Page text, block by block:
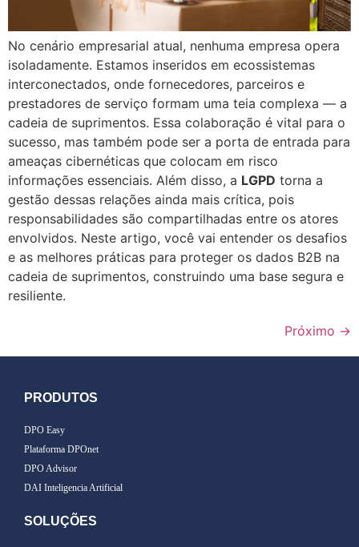
No cenário empresarial atual, nenhuma empresa opera
isoladamente. Estamos inseridos em ecossistemas
interconectados, onde fornecedores, parceiros e
prestadores de serviço formam uma teia complexa — a
cadeia de suprimentos. Essa colaboração é vital para o
sucesso, mas também pode ser a porta de entrada para
ameaças cibernéticas que colocam em risco
informações essenciais. Além disso, a LGPD torna a
gestão dessas relações ainda mais crítica, pois
responsabilidades são compartilhadas entre os atores
envolvidos. Neste artigo, você vai entender os desafios
e as melhores práticas para proteger os dados B2B na
cadeia de suprimentos, construindo uma base segura e
resiliente.
Próximo →
PRODUTOS
DPO Easy
Plataforma DPOnet
DPO Advisor
DAI Inteligencia Artificial
SOLUÇÕES